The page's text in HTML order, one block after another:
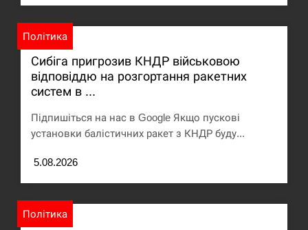
Політика
Сибіга пригрозив КНДР військовою
відповіддю на розгортання ракетних
систем в ...
Підпишіться на нас в Google Якщо пускові
установки балістичних ракет з КНДР буду...
5.08.2026
Політика